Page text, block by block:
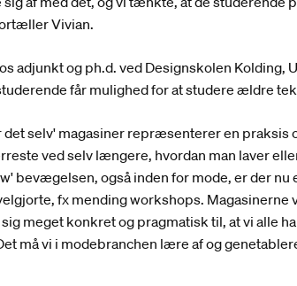
Vivian.
adjunkt og ph.d. ved Designskolen Kolding,
får mulighed for at studere ældre
det selv' magasiner repræsenterer en praksis
ved selv længere, hvordan man laver
bevægelsen, også inden for mode, er der nu
fx mending workshops. Magasinerne
meget konkret og pragmatisk til, at vi alle
må vi i modebranchen lære af og